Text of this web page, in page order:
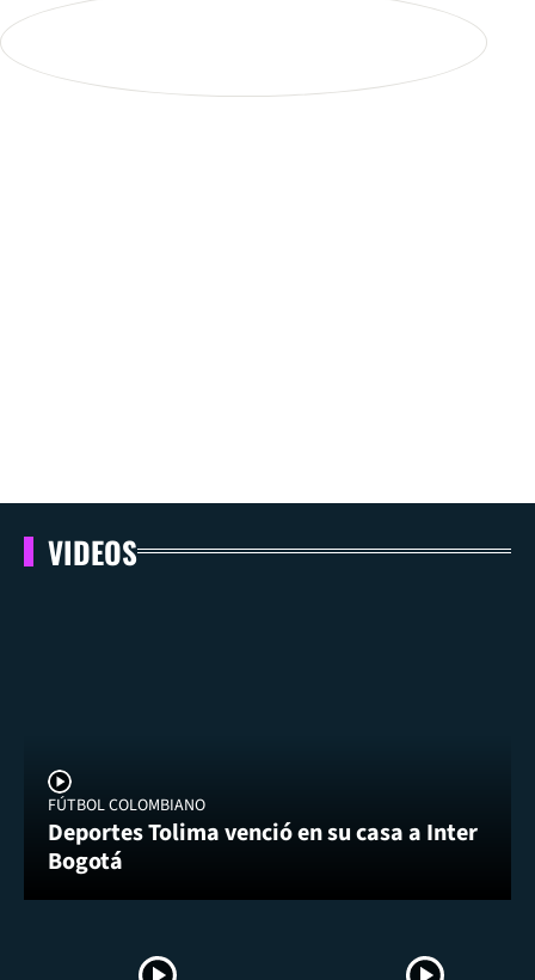
VIDEOS
FÚTBOL COLOMBIANO
Deportes Tolima venció en su casa a Inter
Bogotá